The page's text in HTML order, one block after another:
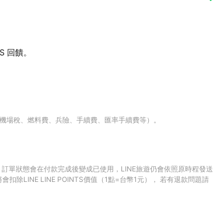
回饋。
稅、燃料費、兵險、手續費、匯率手續費等）。
單狀態會在付款完成後變成已使用，LINE旅遊仍會依照原時程發送
扣除LINE LINE POINTS價值（1點=台幣1元）， 若有退款問題請